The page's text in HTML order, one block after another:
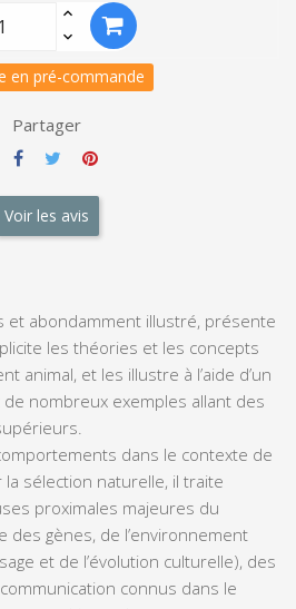
en pré-commande
Partager
Voir les avis
et abondamment illustré, présente
les théories et les concepts
animal, et les illustre à l’aide d’un
nombreux exemples allant des
dans le contexte de
la sélection naturelle, il traite
proximales majeures du
des gènes, de l’environnement
et de l’évolution culturelle), des
connus dans le